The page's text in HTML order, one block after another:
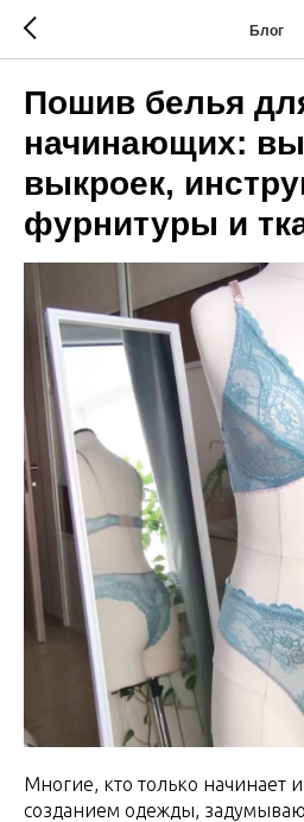
Блог
Пошив белья
начинающих:
выкроек,
фурнитуры и
Многие, кто только начинает
созданием одежды,